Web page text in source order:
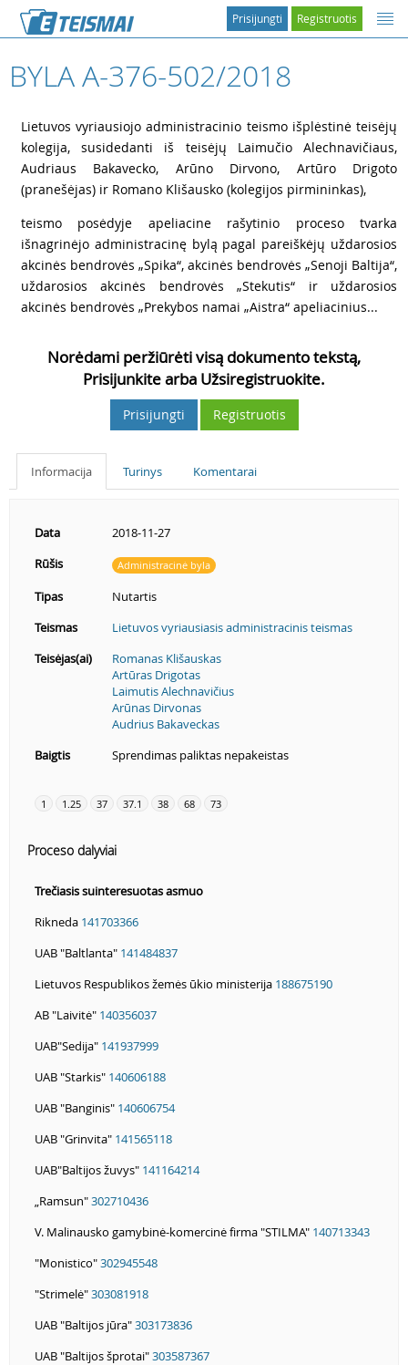
Registruotis
Prisijungti
BYLA A-376-502/2018
Lietuvos vyriausiojo administracinio teismo išplėstinė teisėjų
kolegija, susidedanti iš teisėjų Laimučio Alechnavičiaus,
Audriaus Bakavecko, Arūno Dirvono, Artūro Drigoto
(pranešėjas) ir Romano Klišausko (kolegijos pirmininkas),
teismo posėdyje apeliacine rašytinio proceso tvarka
išnagrinėjo administracinę bylą pagal pareiškėjų uždarosios
akcinės bendrovės „Spika“, akcinės bendrovės „Senoji Baltija“,
uždarosios akcinės bendrovės „Stekutis“ ir uždarosios
akcinės bendrovės „Prekybos namai „Aistra“ apeliacinius...
Norėdami peržiūrėti visą dokumento tekstą,
Prisijunkite arba Užsiregistruokite.
Prisijungti Registruotis
Informacija Turinys Komentarai
Data
2018-11-27
Rūšis
Administracinė byla
Tipas
Nutartis
Teismas
Lietuvos vyriausiasis administracinis teismas
Teisėjas(ai)
Romanas Klišauskas
Artūras Drigotas
Laimutis Alechnavičius
Arūnas Dirvonas
Audrius Bakaveckas
Baigtis
Sprendimas paliktas nepakeistas
1 1.25 37 37.1 38 68 73
Proceso dalyviai
Trečiasis suinteresuotas asmuo
Rikneda 141703366
UAB "Baltlanta" 141484837
Lietuvos Respublikos žemės ūkio ministerija 188675190
AB "Laivitė" 140356037
UAB"Sedija" 141937999
UAB "Starkis" 140606188
UAB "Banginis" 140606754
UAB "Grinvita" 141565118
UAB"Baltijos žuvys" 141164214
„Ramsun"302710436
V. Malinausko gamybinė-komercinė firma "STILMA" 140713343
"Monistico"302945548
"Strimelė"303081918
UAB "Baltijos jūra"303173836
UAB "Baltijos šprotai"303587367